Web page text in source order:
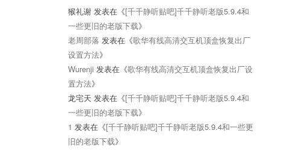
猴礼谢发表在《[千千静听贴吧]千千静听老版5.9.4和
一些更旧的老版下载》
老周部落 发表在《歌华有线高清交互机顶盒恢复出厂
设置方法》
Wurenji 发表在《歌华有线高清交互机顶盒恢复出厂设
置方法》
龙宅天 发表在《[千千静听贴吧]千千静听老版5.9.4和
一些更旧的老版下载》
1 发表在《[千千静听贴吧]千千静听老版5.9.4和一些更
旧的老版下载》